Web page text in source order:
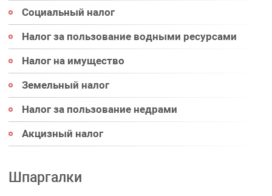
Социальный налог
Налог за пользование водными ресурсами
Налог на имущество
Земельный налог
Налог за пользование недрами
Акцизный налог
Шпаргалки